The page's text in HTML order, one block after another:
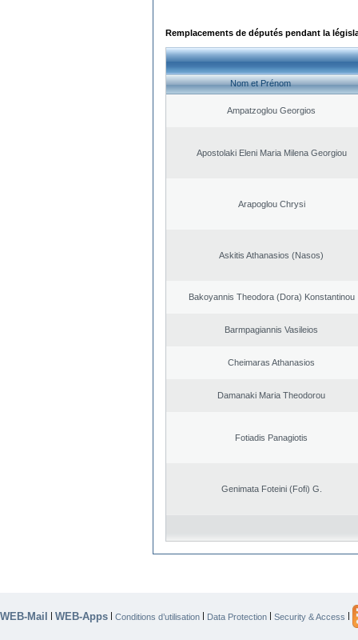
Remplacements de députés pendant la
Nom et Prénom
Ampatzoglou Georgios
Apostolaki Eleni Maria Milena Georgiou
Arapoglou Chrysi
Askitis Athanasios (Nasos)
Bakoyannis Theodora (Dora) Konstantinou
Barmpagiannis Vasileios
Cheimaras Athanasios
Damanaki Maria Theodorou
Fotiadis Panagiotis
Genimata Foteini (Fofi) G.
WEB-Mail | WEB-Apps | Conditions d’utilisation | Data Protection | Security & Access |